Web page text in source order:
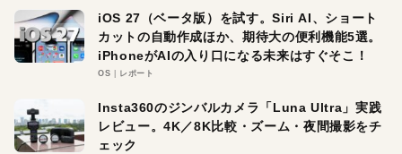
iOS 27（ベータ版）を試す。Siri AI、ショート
カットの自動作成ほか、期待大の便利機能5選。
iPhoneがAIの入り口になる未来はすぐそこ！
OS レポート
Insta360のジンバルカメラ「Luna Ultra」実践
レビュー。4K／8K比較・ズーム・夜間撮影をチ
ェック